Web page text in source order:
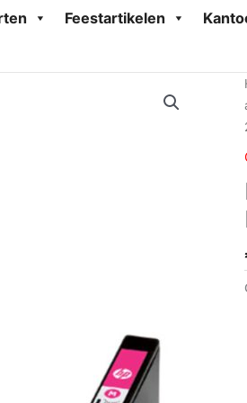
Feestartikelen